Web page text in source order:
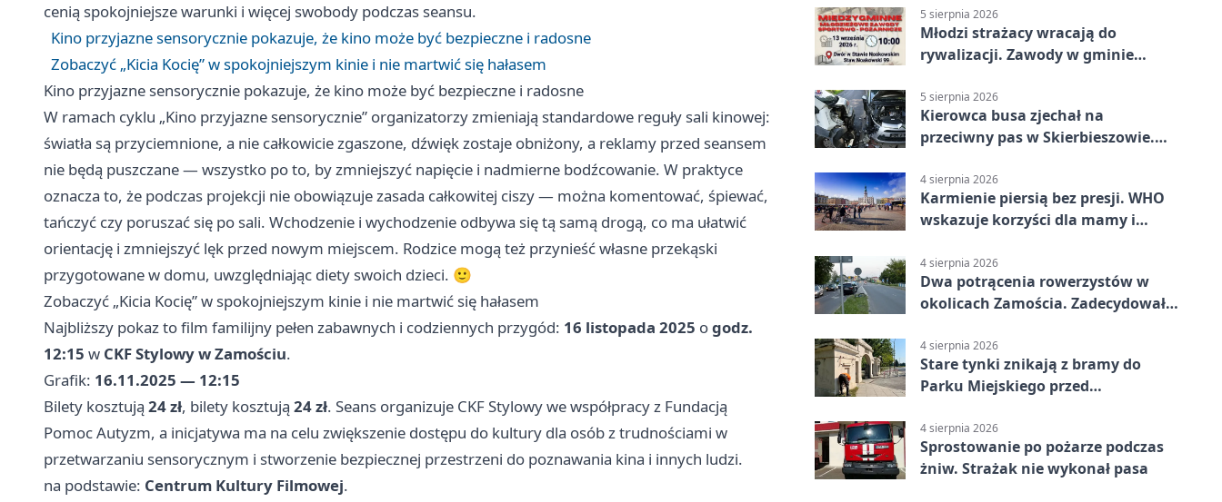
cenią spokojniejsze warunki i więcej swobody podczas seansu.
Kino przyjazne sensorycznie pokazuje, że kino może być bezpieczne i radosne
Zobaczyć „Kicia Kocię” w spokojniejszym kinie i nie martwić się hałasem
Kino przyjazne sensorycznie pokazuje, że kino może być bezpieczne i radosne
W ramach cyklu „Kino przyjazne sensorycznie” organizatorzy zmieniają standardowe reguły sali kinowej:
światła są przyciemnione, a nie całkowicie zgaszone, dźwięk zostaje obniżony, a reklamy przed seansem
nie będą puszczane — wszystko po to, by zmniejszyć napięcie i nadmierne bodźcowanie. W praktyce
oznacza to, że podczas projekcji nie obowiązuje zasada całkowitej ciszy — można komentować, śpiewać,
tańczyć czy poruszać się po sali. Wchodzenie i wychodzenie odbywa się tą samą drogą, co ma ułatwić
orientację i zmniejszyć lęk przed nowym miejscem. Rodzice mogą też przynieść własne przekąski
przygotowane w domu, uwzględniając diety swoich dzieci. 🙂
Zobaczyć „Kicia Kocię” w spokojniejszym kinie i nie martwić się hałasem
Najbliższy pokaz to film familijny pełen zabawnych i codziennych przygód: 16 listopada 2025 ogodz.
12:15 w CKF Stylowy w Zamościu.
Grafik: 16.11.2025 — 12:15
Bilety kosztują 24 zł, bilety kosztują 24 zł. Seans organizuje CKF Stylowy we współpracy z Fundacją
Pomoc Autyzm, a inicjatywa ma na celu zwiększenie dostępu do kultury dla osób z trudnościami w
przetwarzaniu sensorycznym i stworzenie bezpiecznej przestrzeni do poznawania kina i innych ludzi.
na podstawie: Centrum Kultury Filmowej.
5 sierpnia 2026
Młodzi strażacy wracają do
rywalizacji. Zawody w gminie
5 sierpnia 2026
Kierowca busa zjechał na
przeciwny pas w Skierbieszowie.
4 sierpnia 2026
Karmienie piersią bez presji. WHO
wskazuje korzyści dla mamy i
4 sierpnia 2026
Dwa potrącenia rowerzystów w
okolicach Zamościa. Zadecydowało
4 sierpnia 2026
Stare tynki znikają z bramy do
Parku Miejskiego przed
4 sierpnia 2026
Sprostowanie po pożarze podczas
żniw. Strażak nie wykonał pasa